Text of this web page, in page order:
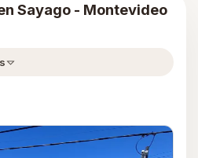
Sayago - Montevideo